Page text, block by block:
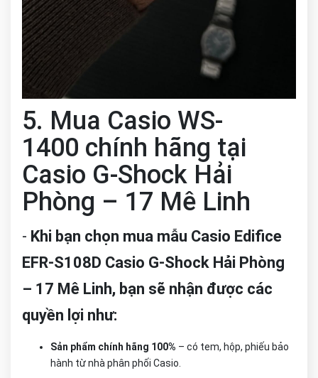
5. Mua Casio WS-
1400 chính hãng tại
Casio G-Shock Hải
Phòng – 17 Mê Linh
- Khi bạn chọn mua mẫu Casio Edifice
EFR-S108D Casio G-Shock Hải Phòng
– 17 Mê Linh, bạn sẽ nhận được các
quyền lợi như:
Sản phẩm chính hãng 100% – có tem, hộp, phiếu bảo
hành từ nhà phân phối Casio.